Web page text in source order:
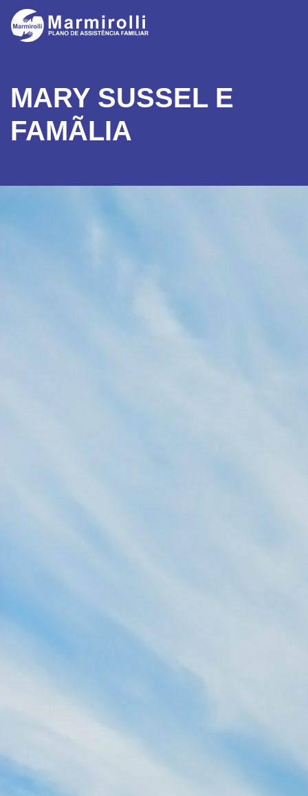
MARY SUSSEL E
FAMÃ­LIA